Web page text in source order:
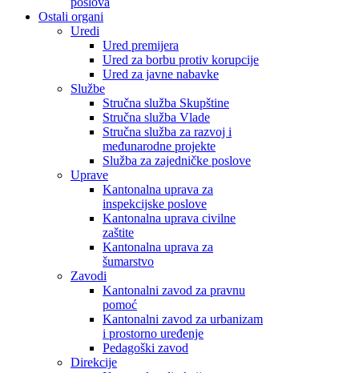
Ostali organi
Uredi
Ured premijera
Ured za borbu protiv korupcije
Ured za javne nabavke
Službe
Stručna služba Skupštine
Stručna služba Vlade
Stručna služba za razvoj i
međunarodne projekte
Služba za zajedničke poslove
Uprave
Kantonalna uprava za
inspekcijske poslove
Kantonalna uprava civilne
zaštite
Kantonalna uprava za
šumarstvo
Zavodi
Kantonalni zavod za pravnu
pomoć
Kantonalni zavod za urbanizam
i prostorno uređenje
Pedagoški zavod
Direkcije